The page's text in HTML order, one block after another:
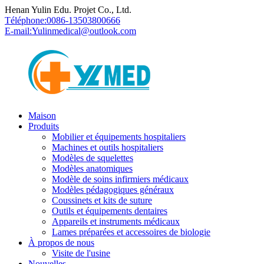
Henan Yulin Edu. Projet Co., Ltd.
Téléphone:0086-13503800666
E-mail:Yulinmedical@outlook.com
Maison
Produits
Mobilier et équipements hospitaliers
Machines et outils hospitaliers
Modèles de squelettes
Modèles anatomiques
Modèle de soins infirmiers médicaux
Modèles pédagogiques généraux
Coussinets et kits de suture
Outils et équipements dentaires
Appareils et instruments médicaux
Lames préparées et accessoires de biologie
À propos de nous
Visite de l'usine